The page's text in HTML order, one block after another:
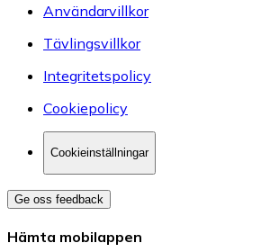
Användarvillkor
Tävlingsvillkor
Integritetspolicy
Cookiepolicy
Cookieinställningar
Ge oss feedback
Hämta mobilappen